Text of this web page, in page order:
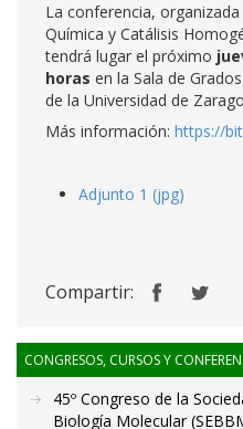
La conferencia,
Química y Catálisis
tendrá lugar el próximo
horas en la Sala de
de la Universidad de
Más información: https://
Adjunto 1 (jpg)
Compartir:
CONGRESOS, CURSOS Y
45º Congreso de la
Biología Molecular